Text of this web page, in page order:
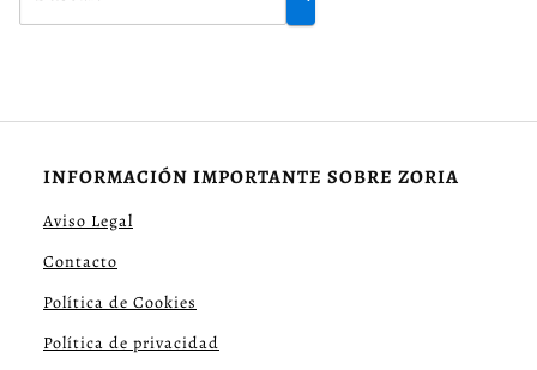
INFORMACIÓN IMPORTANTE SOBRE ZORIA
Aviso Legal
Contacto
Política de Cookies
Política de privacidad